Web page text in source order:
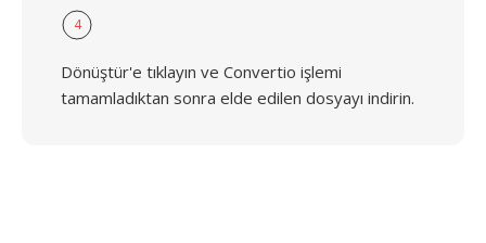
4
Dönüştür'e tıklayın ve Convertio işlemi
tamamladıktan sonra elde edilen dosyayı indirin.